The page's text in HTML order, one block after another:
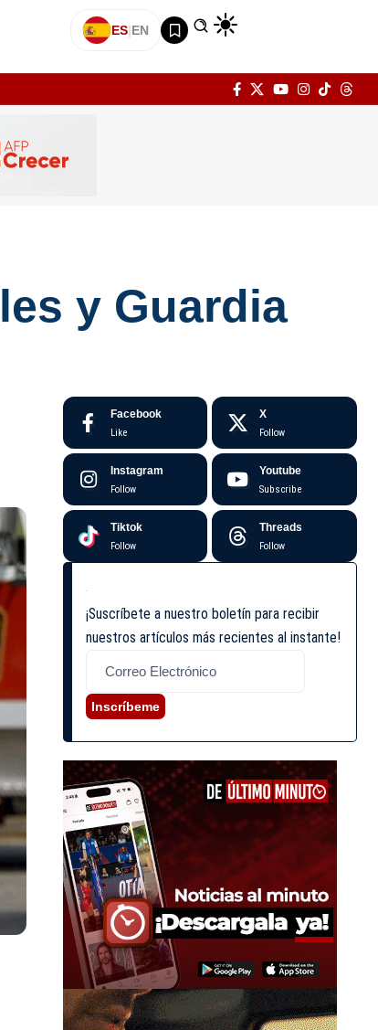
ES|EN
y Guardia
Facebook
Like
X
Follow
Instagram
Follow
Youtube
Subscribe
Tiktok
Follow
Threads
Follow
¡Suscríbete a nuestro boletín para recibir
nuestros artículos más recientes al instante!
Inscríbeme